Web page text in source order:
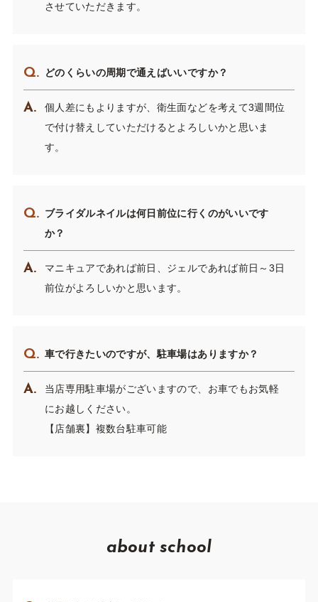
させていただきます。
どのくらいの周期で通えばいいですか？
個人差にもよりますが、衛生面などを考えて3週間位
で付け替えしていただけるとよろしいかと思いま
す。
ブライダルネイルは何日前位に行くのがいいです
か？
マニキュアであれば前日、ジェルであれば前日～3日
前位がよろしいかと思います。
車で行きたいのですが、駐車場はありますか？
当店専用駐車場がございますので、お車でもお気軽
にお越しください。
​​​​​​​【店舗裏】複数台駐車可能
about school